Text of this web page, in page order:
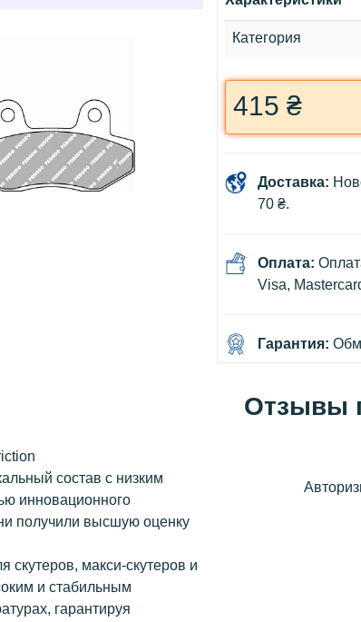
Категория
415 ₴
Доставка:
70 ₴.
Оплата:
Visa,
Гарантия:
состав с низким
инновационного
получили высшую оценку
скутеров, макси-скутеров и
и стабильным
гарантируя
Отзывы